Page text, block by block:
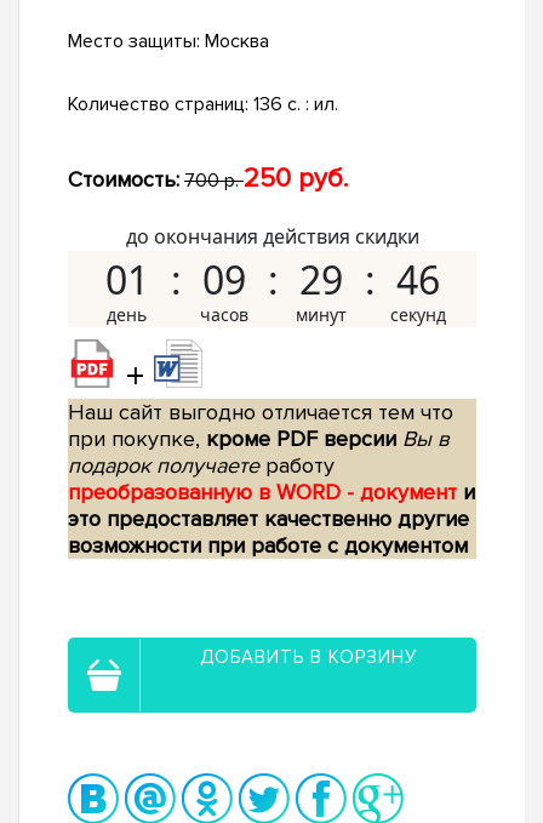
Место защиты: Москва
Количество страниц: 136 с. : ил.
Стоимость: 700 р.250 руб.
до окончания действия скидки
01 09 29 45
+
Наш сайт выгодно отличается тем что
при покупке, кроме PDF версии Вы в
подарок получаетеработу
преобразованную в WORD - документ и
это предоставляет качественно другие
возможности при работе с документом
ДОБАВИТЬ В КОРЗИНУ